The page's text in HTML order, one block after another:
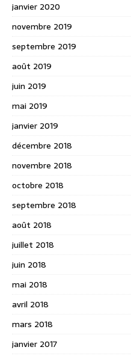
janvier 2020
novembre 2019
septembre 2019
août 2019
juin 2019
mai 2019
janvier 2019
décembre 2018
novembre 2018
octobre 2018
septembre 2018
août 2018
juillet 2018
juin 2018
mai 2018
avril 2018
mars 2018
janvier 2017